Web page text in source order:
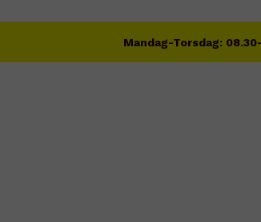
Mandag-Torsdag: